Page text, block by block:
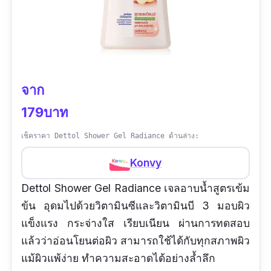
จาก
179บาท
เช็คราคา Dettol Shower Gel Radiance ด้านล่าง:
Konvy
Dettol Shower Gel Radiance เจลอาบน้ำสูตรเข้ม
ข้น อุดมไปด้วยวิตามินซีและวิตามินบี 3 มอบผิว
แข็งแรง กระจ่างใส เรียบเนียน ผ่านการทดสอบ
แล้วว่าอ่อนโยนต่อผิว สามารถใช้ได้กับทุกสภาพผิว
แม้ผิวแพ้ง่าย ทำความสะอาดได้อย่างล้ำลึก